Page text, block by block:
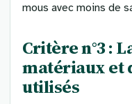
mous avec moins de
Critère n°3 :
matériaux et
utilisés